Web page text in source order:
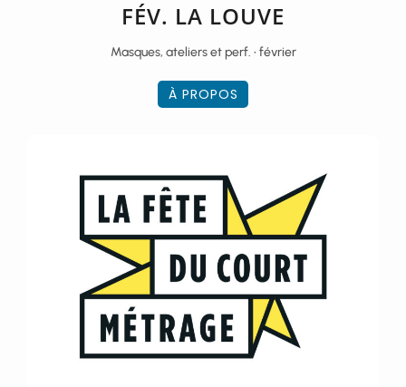
FÉV. LA LOUVE
Masques, ateliers et perf. • février
À PROPOS